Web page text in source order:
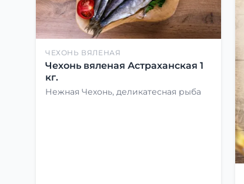
ЧЕХОНЬ ВЯЛЕНАЯ
Чехонь вяленая Астраханская 1
кг.
Нежная Чехонь, деликатесная рыба